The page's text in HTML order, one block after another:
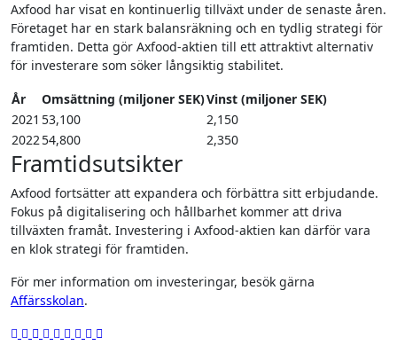
Axfood har visat en kontinuerlig tillväxt under de senaste åren.
Företaget har en stark balansräkning och en tydlig strategi för
framtiden. Detta gör Axfood-aktien till ett attraktivt alternativ
för investerare som söker långsiktig stabilitet.
År
Omsättning (miljoner SEK)Vinst (miljoner SEK)
2021 53,100
2,150
202254,800 2,350
Framtidsutsikter
Axfood fortsätter att expandera och förbättra sitt erbjudande.
Fokus på digitalisering och hållbarhet kommer att driva
tillväxten framåt. Investering i Axfood-aktien kan därför vara
en klok strategi för framtiden.
För mer information om investeringar, besök gärna
Affärsskolan.